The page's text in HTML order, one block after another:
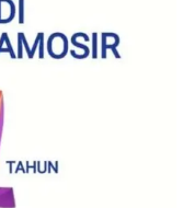
Sunggal,
pada Rabu
berlangsung sejak
menyasar rumah-
yang ada di
Langsung ke Rumah
Muliyadi
secara langsung dari
silaturahmi